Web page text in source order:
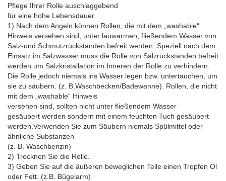
Pflege Ihrer Rolle auschlaggebend
für eine hohe Lebensdauer.
1) Nach dem Angeln können Rollen, die mit dem „washable“
Hinweis versehen sind, unter lauwarmen, fließendem Wasser von
Salz-und Schmutzrückständen befreit werden. Speziell nach dem
Einsatz im Salzwasser muss die Rolle von Salzrückständen befreit
werden um Salzkristallation im Inneren der Rolle zu verhindern.
Die Rolle jedoch niemals ins Wasser legen bzw. untertauchen, um
sie zu säubern. (z. B.Waschbecken/Badewanne). Rollen, die nicht
mit dem „washable“ Hinweis
versehen sind, sollten nicht unter fließendem Wasser
gesäubert werden sondern mit einem feuchten Tuch gesäubert
werden.Verwenden Sie zum Säubern niemals Spülmittel oder
ähnliche Substanzen
(z. B. Waschbenzin)
2) Trocknen Sie die Rolle.
3) Geben Sie auf die äußeren beweglichen Teile einen Tropfen Öl
oder Fett. (z.B. Bügelarm)